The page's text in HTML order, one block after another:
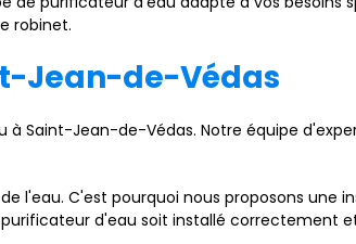
robinet.
Jean-de-Védas
Saint-Jean-de-Védas. Notre équipe
l'eau. C'est pourquoi nous proposons une
d'eau soit installé correctement